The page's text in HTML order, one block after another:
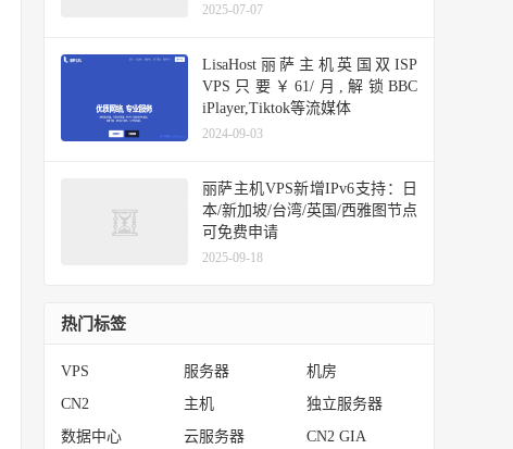
2025-07-07
LisaHost丽萨主机英国双ISP
VPS只要￥61/月,解锁BBC
iPlayer,Tiktok等流媒体
2024-09-03
丽萨主机VPS新增IPv6支持：日
本/新加坡/台湾/英国/西雅图节点
可免费申请
2025-09-18
热门标签
VPS 服务器 机房
CN2 主机 独立服务器
数据中心 云服务器 CN2 GIA